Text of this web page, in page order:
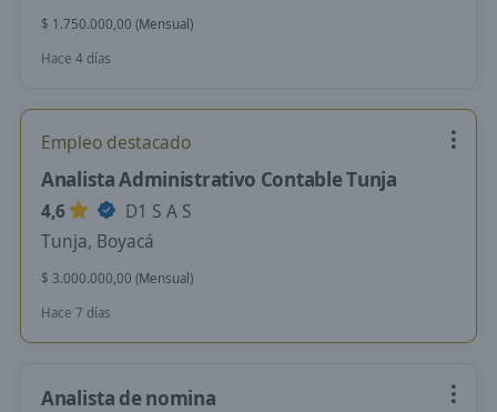
$ 1.750.000,00 (Mensual)
Hace 4 días
Empleo destacado
Analista Administrativo Contable Tunja
4,6
D1 S A S
Tunja, Boyacá
$ 3.000.000,00 (Mensual)
Hace 7 días
Analista de nomina